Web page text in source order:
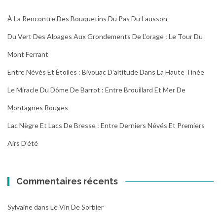
À La Rencontre Des Bouquetins Du Pas Du Lausson
Du Vert Des Alpages Aux Grondements De L’orage : Le Tour Du
Mont Ferrant
Entre Névés Et Étoiles : Bivouac D’altitude Dans La Haute Tinée
Le Miracle Du Dôme De Barrot : Entre Brouillard Et Mer De
Montagnes Rouges
Lac Nègre Et Lacs De Bresse : Entre Derniers Névés Et Premiers
Airs D’été
Commentaires récents
Sylvainedans Le Vin De Sorbier